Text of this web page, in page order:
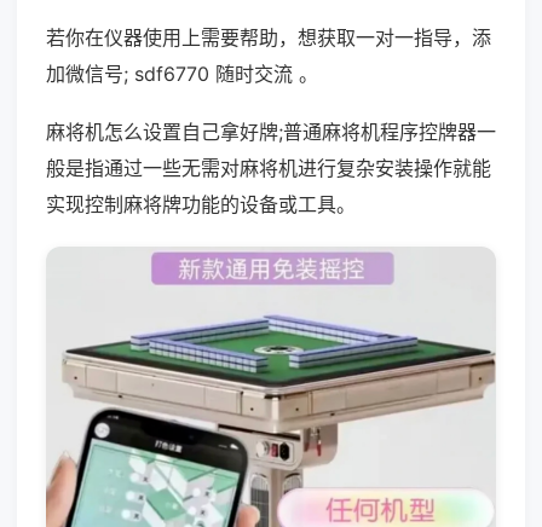
若你在仪器使用上需要帮助，想获取一对一指导，添
加微信号; sdf6770 随时交流 。
麻将机怎么设置自己拿好牌;普通麻将机程序控牌器一
般是指通过一些无需对麻将机进行复杂安装操作就能
实现控制麻将牌功能的设备或工具。